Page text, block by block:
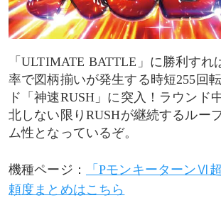
チャンスアップ
タイトル色
フリーズ発生
人気
「ULTIMATE BATTLE」に勝利すれ
率で図柄揃いが発生する時短255回
ド「神速RUSH」に突入！ラウンド
北しない限りRUSHが継続するルー
ム性となっているぞ。
機種ページ：
「PモンキーターンⅥ
頼度まとめはこちら